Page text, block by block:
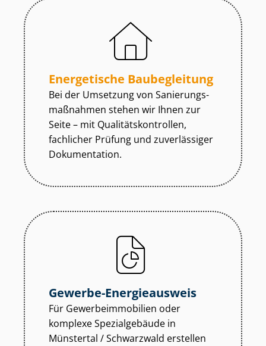
Energetische Baubegleitung
Bei der Umsetzung von Sa­nie­rungs­
maß­nah­men stehen wir Ihnen zur
Seite – mit Qua­li­täts­kon­trol­len,
fachlicher Prüfung und zuverlässiger
Dokumentation.
Gewerbe-Energieausweis
Für Ge­wer­be­im­mo­bi­li­en oder
komplexe Spezialgebäude in
Münstertal / Schwarzwald erstellen